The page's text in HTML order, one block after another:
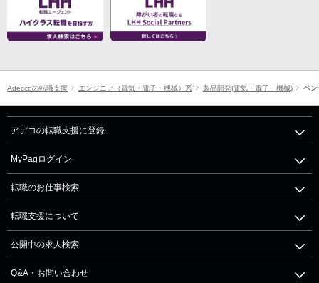
Adeccoの転職支援 エンジニア（電気・電子・機械）系 製品開発(電気・電子・機械) ベン
アデコの転職支援に登録
MyPagログイン
転職のお仕事検索
転職支援について
公開中の求人検索
Q&A・お問い合わせ